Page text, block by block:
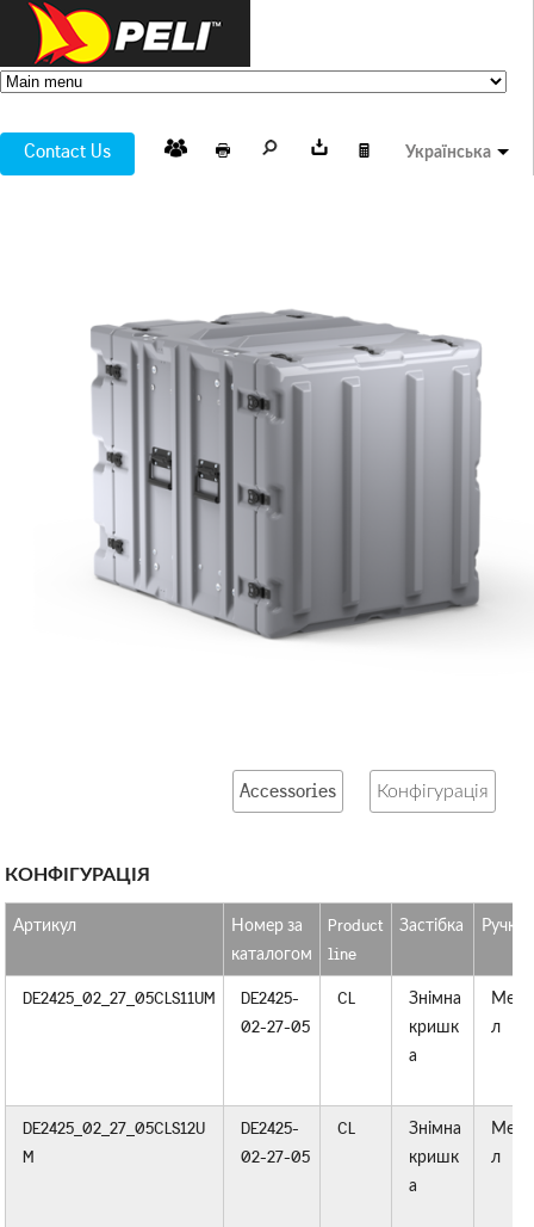
Contact Us Українська
Accessories Конфігурація
КОНФІГУРАЦІЯ
Артикул
Номер за
каталогом
Product
line
Застібка Ручки
DE2425_02_27_05CLS11UM
DE2425-
02-27-05
CL
Знімна
кришк
а
Мета
л
DE2425_02_27_05CLS12U
M
DE2425-
02-27-05
CL
Знімна
кришк
а
Мета
л